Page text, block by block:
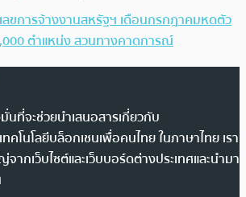
ลขการจ้างงานสหรัฐฯ เดือนกรกฎาคมหดตัว
ตำแหน่ง สวนทางคาดการณ์
นที่จะช่วยนำเสนอสารเกี่ยวกับ
คโนโลยีบล็อกเชนเพื่อคนไทย ในภาษาไทย เรา
ากเว็บไซต์และเว็บบอร์ดต่างประเทศและนำมา